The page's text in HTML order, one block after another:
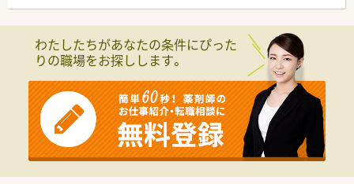
■明治35年創業の歴史を持ち、名張市に3店舗を展開する地域に
深く根差した老舗の調剤薬局でございます。
■社長は地域医療の発展に熱意を持って取り組んでおられます。
■20代から50代まで幅広い年代の薬剤師が在籍しており、結婚
出産以外の退職者が少なく、高い定着率が特徴です。
【求人情報について】
■年収は経験やスキルに応じて500万円から600万円の範囲で決
定され、最大で550万円までご相談可能です。
■昇給は年1回7月に業績に応じてあり、賞与は年2回7月と12月
に支給実績がございます。
わたしたちがあなたの条件にぴった
りの職場をお探しします。